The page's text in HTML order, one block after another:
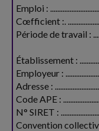
Emploi :
Cœfficient :.
Période de travail :
Établissement :
Employeur :
Adresse :
Code APE :
N° SIRET :
Convention collective